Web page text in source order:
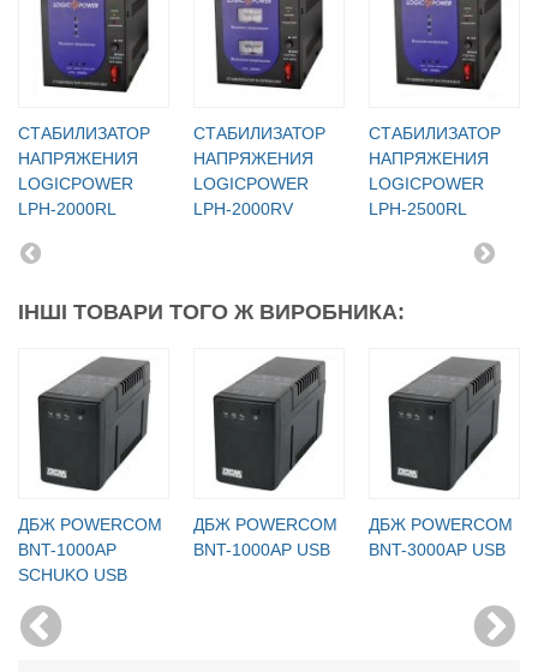
СТАБИЛИЗАТОР
НАПРЯЖЕНИЯ
LOGICPOWER
LPH-2000RL
СТАБИЛИЗАТОР
НАПРЯЖЕНИЯ
LOGICPOWER
LPH-2000RV
СТАБИЛИЗАТОР
НАПРЯЖЕНИЯ
LOGICPOWER
LPH-2500RL
ІНШІ ТОВАРИ ТОГО Ж ВИРОБНИКА:
ДБЖ POWERCOM
BNT-1000AР
SCHUKO USB
ДБЖ POWERCOM
BNT-1000AР USB
ДБЖ POWERCOM
BNT-3000AР USB